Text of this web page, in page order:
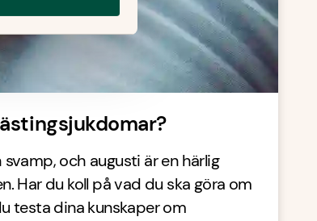
och augusti är en härlig
Har du koll på vad du ska göra om
testa dina kunskaper om